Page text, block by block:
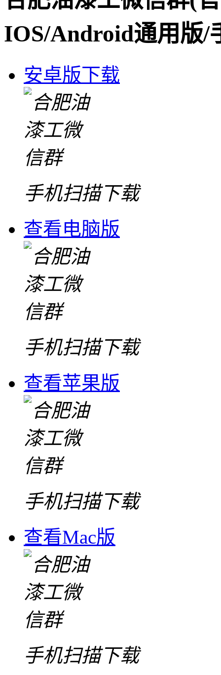
IOS/Android通用版/
安卓版下载
手机扫描下载
查看电脑版
手机扫描下载
查看苹果版
手机扫描下载
查看Mac版
手机扫描下载